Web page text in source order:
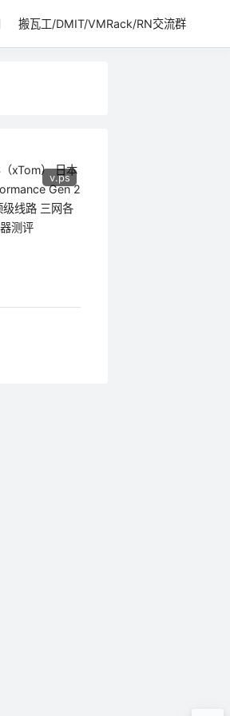
搬瓦工/DMIT/VMRack/RN交流群
v.ps